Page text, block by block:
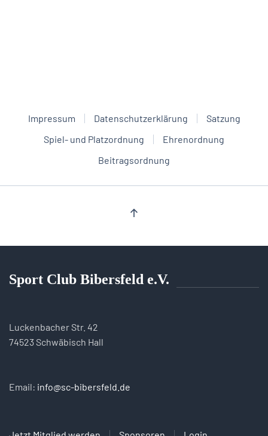
Impressum Datenschutzerklärung
Satzung
Spiel- und Platzordnung
Ehrenordnung
Beitragsordnung
Sport Club Bibersfeld e.V.
Luckenbacher Str. 42
74523 Schwäbisch Hall
Email: info@sc-bibersfeld.de